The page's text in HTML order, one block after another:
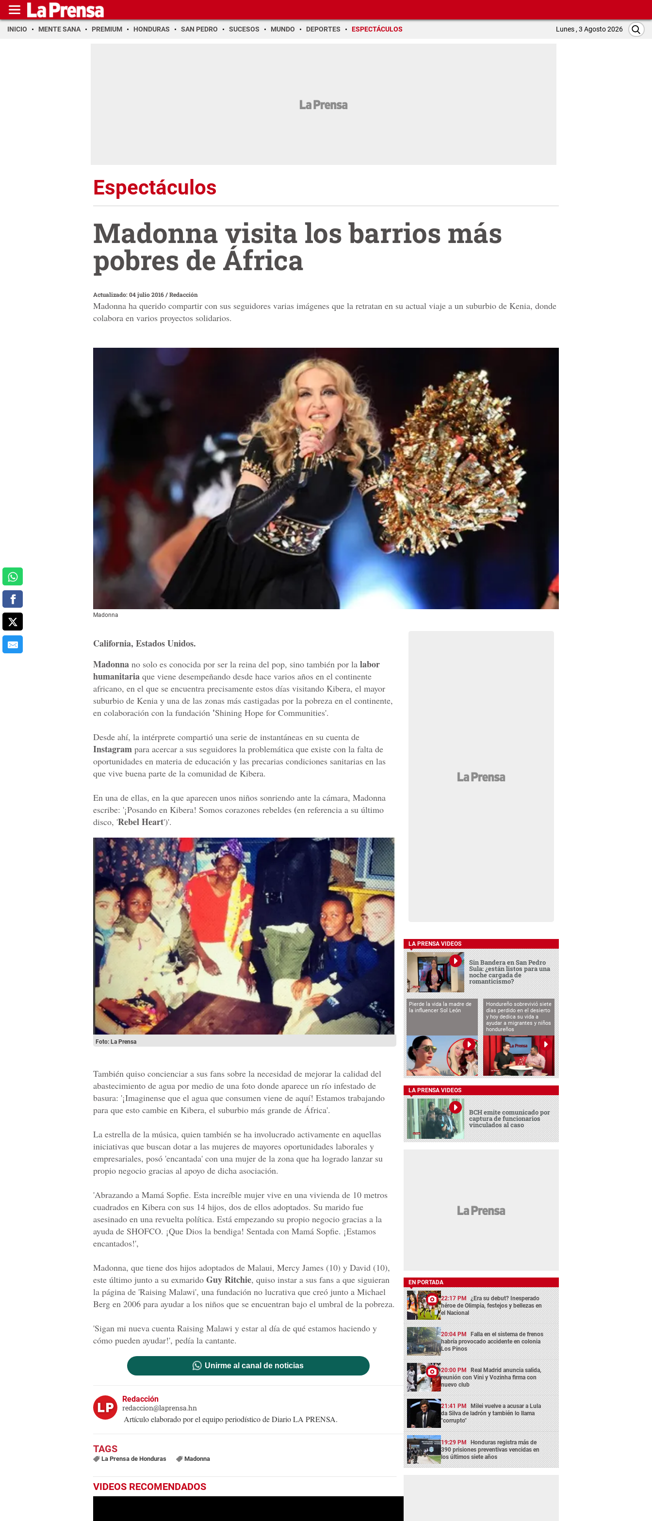
INICIO MENTE SANA PREMIUM HONDURAS SAN PEDRO SUCESOS MUNDO DEPORTES ESPECTÁCULOS Lunes , 3 Agosto 2026
Espectáculos
Madonna visita los barrios más
pobres de África
Actualizado: 04 julio 2016/Redacción
Madonna ha querido compartir con sus seguidores varias imágenes que la retratan en su actual viaje a un suburbio de Kenia, donde
colabora en varios proyectos solidarios.
Madonna
California, Estados Unidos.
Madonna no solo es conocida por ser la reina del pop, sino también por la labor
humanitaria que viene desempeñando desde hace varios años en el continente
africano, en el que se encuentra precisamente estos días visitando Kibera, el mayor
suburbio de Kenia y una de las zonas más castigadas por la pobreza en el continente,
en colaboración con la fundación 'Shining Hope for Communities'.
Desde ahí, la intérprete compartió una serie de instantáneas en su cuenta de
Instagram para acercar a sus seguidores la problemática que existe con la falta de
oportunidades en materia de educación y las precarias condiciones sanitarias en las
que vive buena parte de la comunidad de Kibera.
En una de ellas, en la que aparecen unos niños sonriendo ante la cámara, Madonna
escribe: '¡Posando en Kibera! Somos corazones rebeldes (en referencia a su último
disco, 'Rebel Heart')'.
Foto: La Prensa
También quiso concienciar a sus fans sobre la necesidad de mejorar la calidad del
abastecimiento de agua por medio de una foto donde aparece un río infestado de
basura: '¡Imaginense que el agua que consumen viene de aquí! Estamos trabajando
para que esto cambie en Kibera, el suburbio más grande de África'.
La estrella de la música, quien también se ha involucrado activamente en aquellas
iniciativas que buscan dotar a las mujeres de mayores oportunidades laborales y
empresariales, posó 'encantada' con una mujer de la zona que ha logrado lanzar su
propio negocio gracias al apoyo de dicha asociación.
'Abrazando a Mamá Sopfie. Esta increíble mujer vive en una vivienda de 10 metros
cuadrados en Kibera con sus 14 hijos, dos de ellos adoptados. Su marido fue
asesinado en una revuelta política. Está empezando su propio negocio gracias a la
ayuda de SHOFCO. ¡Que Dios la bendiga! Sentada con Mamá Sopfie. ¡Estamos
encantados!',
Madonna, que tiene dos hijos adoptados de Malaui, Mercy James (10) y David (10),
este último junto a su exmarido Guy Ritchie, quiso instar a sus fans a que siguieran
la página de 'Raising Malawi', una fundación no lucrativa que creó junto a Michael
Berg en 2006 para ayudar a los niños que se encuentran bajo el umbral de la pobreza.
'Sigan mi nueva cuenta Raising Malawi y estar al día de qué estamos haciendo y
cómo pueden ayudar!', pedía la cantante.
Unirme al canal de noticias
Redacción
redaccion@laprensa.hn
Artículo elaborado por el equipo periodístico de Diario LA PRENSA.
La Prensa de Honduras Madonna
VIDEOS RECOMENDADOS
LA PRENSA VIDEOS
Sin Bandera en San Pedro
Sula: ¿están listos para una
noche cargada de
romanticismo?
Pierde la vida la madre de
la influencer Sol León
Hondureño sobrevivió siete
días perdido en el desierto
y hoy dedica su vida a
ayudar a migrantes y niños
hondureños
LA PRENSA VIDEOS
BCH emite comunicado por
captura de funcionarios
vinculados al caso
EN PORTADA
22:17 PM ¿Era su debut? Inesperado
héroe de Olimpia, festejos y bellezas en
el Nacional
20:04 PM Falla en el sistema de frenos
habría provocado accidente en colonia
Los Pinos
20:00 PM Real Madrid anuncia salida,
reunión con Vini y Vozinha firma con
nuevo club
21:41 PM Milei vuelve a acusar a Lula
da Silva de ladrón y también lo llama
"corrupto"
19:29 PM Honduras registra más de
390 prisiones preventivas vencidas en
los últimos siete años